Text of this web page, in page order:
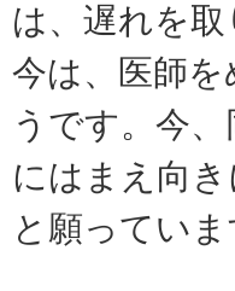
は、遅れを
今は、医師
うです。今
にはまえ向
と願っていま